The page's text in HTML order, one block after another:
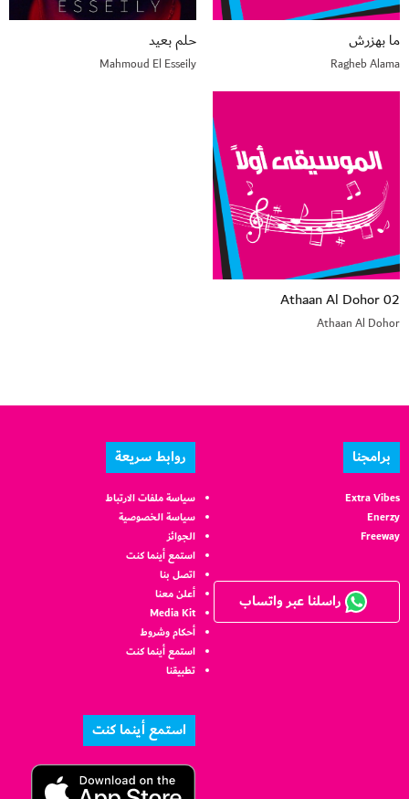
ما بهزرش
Ragheb Alama
حلم بعيد
Mahmoud El Esseily
02 Athaan Al Dohor
Athaan Al Dohor
برامجنا
Extra Vibes
Enerzy
Freeway
راسلنا عبر واتساب
روابط سريعة
سياسة ملفات الارتباط
سياسة الخصوصية
الجوائز
استمع أينما كنت
اتصل بنا
أعلن معنا
Media Kit
أحكام وشروط
استمع أينما كنت
تطبيقنا
استمع أينما كنت